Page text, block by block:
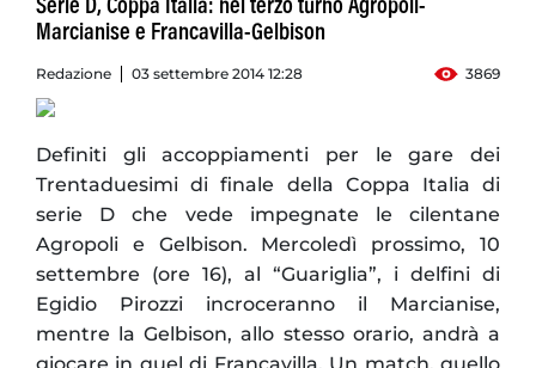
Serie D, Coppa Italia: nel terzo turno Agropoli-
Marcianise e Francavilla-Gelbison
Redazione 03 settembre 2014 12:28 3869
Definiti gli accoppiamenti per le gare dei
Trentaduesimi di finale della Coppa Italia di
serie D che vede impegnate le cilentane
Agropoli e Gelbison. Mercoledì prossimo, 10
settembre (ore 16), al “Guariglia”, i delfini di
Egidio Pirozzi incroceranno il Marcianise,
mentre la Gelbison, allo stesso orario, andrà a